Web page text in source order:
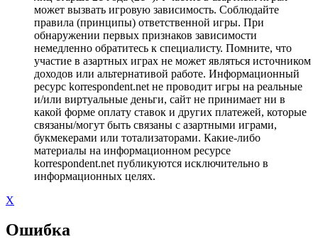
может вызвать игровую зависимость. Соблюдайте
правила (принципы) ответственной игры. При
обнаружении первых признаков зависимости
немедленно обратитесь к специалисту. Помните, что
участие в азартных играх не может являться источником
доходов или альтернативой работе. Информационный
ресурс korrespondent.net не проводит игры на реальные
и/или виртуальные деньги, сайт не принимает ни в
какой форме оплату ставок и других платежей, которые
связаны/могут быть связаны с азартными играми,
букмекерами или тотализаторами. Какие-либо
материалы на информационном ресурсе
korrespondent.net публикуются исключительно в
информационных целях.
X
Ошибка